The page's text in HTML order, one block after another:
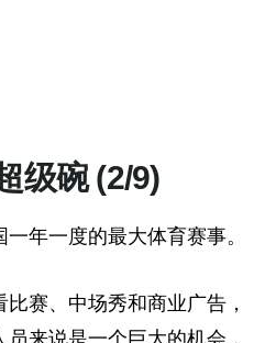
级碗 (2/9)
年一度的最大体育赛事。
赛、中场秀和商业广告，
来说是一个巨大的机会，